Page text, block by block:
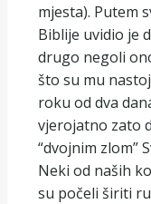
mjesta). Putem
Biblije uvidio je
drugo negoli
što su mu
roku od dva
vjerojatno zato
“dvojnim zlom”
Neki od naših
su počeli širiti